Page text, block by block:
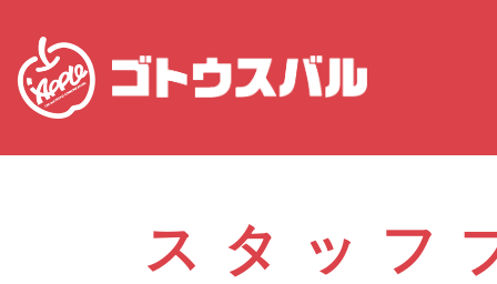
愛知県春日井市柏井町4-43-1
スタッフ